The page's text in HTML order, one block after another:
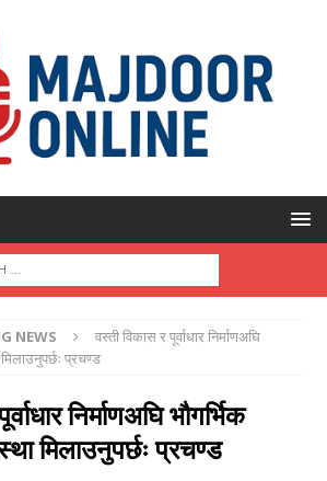
NEWS
वस्ती विकास र पूर्वाधार निर्माणअघि
प्रचण्ड
निर्माणअघि भौगर्भिक
मिलाउनुपर्छः प्रचण्ड